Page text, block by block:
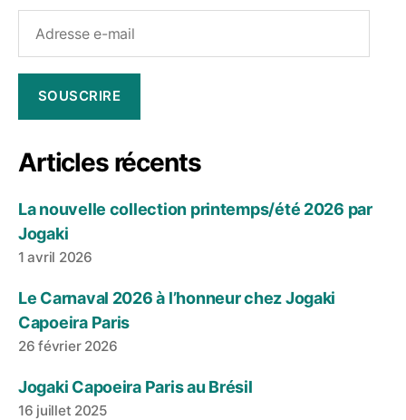
mail
SOUSCRIRE
Articles récents
La nouvelle collection printemps/été 2026 par
Jogaki
1 avril 2026
Le Carnaval 2026 à l’honneur chez Jogaki
Capoeira Paris
26 février 2026
Jogaki Capoeira Paris au Brésil
16 juillet 2025